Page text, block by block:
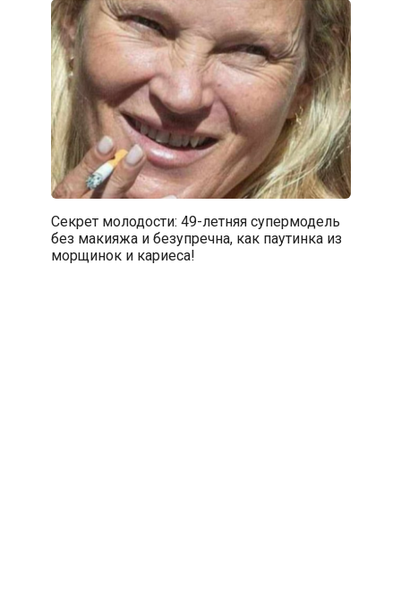
Секрет молодости: 49-летняя супермодель
без макияжа и безупречна, как паутинка из
морщинок и кариеса!